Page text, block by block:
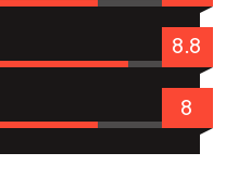
8.8
8